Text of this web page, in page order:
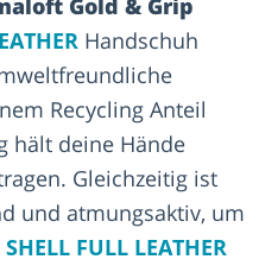
Gold & Grip
Handschuh
Recycling Anteil
hält deine Hände
Gleichzeitig ist
und atmungsaktiv, um
SHELL FULL LEATHER